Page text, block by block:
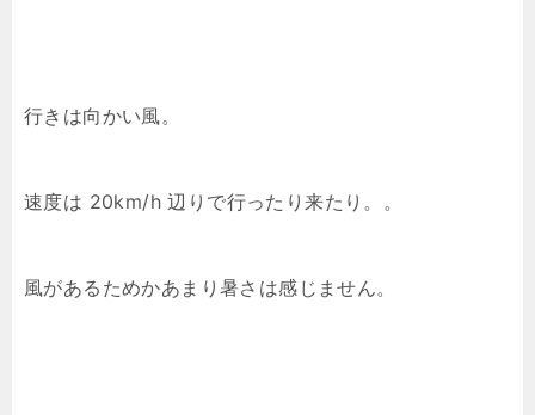
行きは向かい風。
速度は 20km/h 辺りで行ったり来たり。。
風があるためかあまり暑さは感じません。